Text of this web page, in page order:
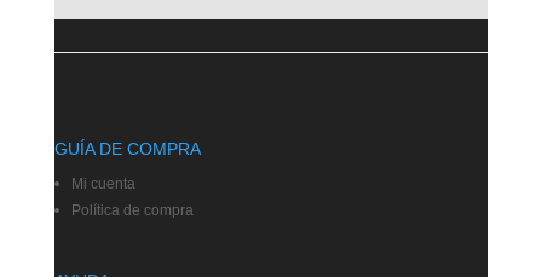
GUÍA DE COMPRA
Mi cuenta
Política de compra